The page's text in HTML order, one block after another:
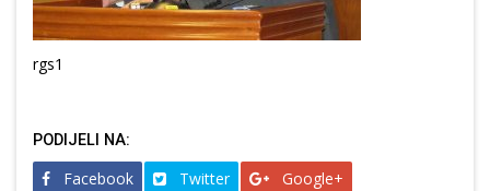
rgs1
PODIJELI NA:
Facebook Twitter Google+